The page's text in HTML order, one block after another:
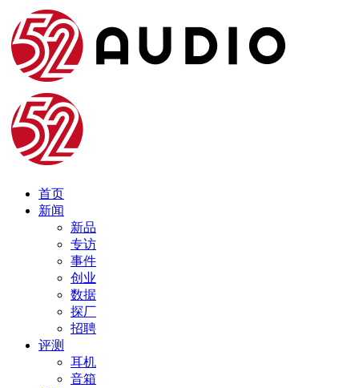
首页
新闻
新品
专访
事件
创业
数据
探厂
招聘
评测
耳机
音箱